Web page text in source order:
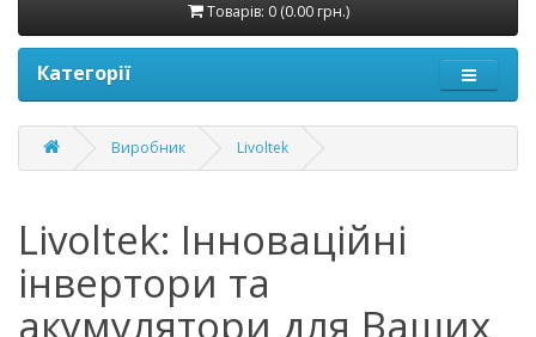
Товарів: 0 (0.00 грн.)
Категорії
Виробник Livoltek
Livoltek: Інноваційні
інвертори та
акумулятори для Ваших